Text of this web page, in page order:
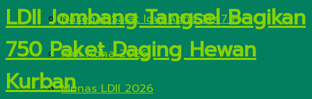
Nasehat Salat Idul Adha 1447 H
Idul Adha 2026
Munas LDII 2026
LDII Jombang Tangsel Bagikan
750 Paket Daging Hewan
Kurban